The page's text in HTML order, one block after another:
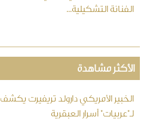
الفنانة التشكيلية...
الأكثر مشاهدة
الخبير الأمريكي دارولد تريفيرت يكشف
لـ"عربيات" أسرار العبقرية